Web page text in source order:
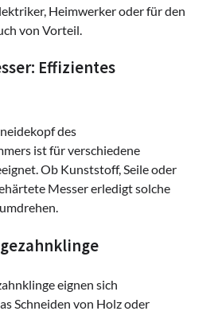
Heimwerker oder für den
von Vorteil.
Effizientes
des
ist für verschiedene
Ob Kunststoff, Seile oder
Messer erledigt solche
eignen sich
Schneiden von Holz oder